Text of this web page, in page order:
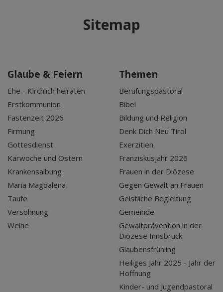
Sitemap
Glaube & Feiern
Ehe - Kirchlich heiraten
Erstkommunion
Fastenzeit 2026
Firmung
Gottesdienst
Karwoche und Ostern
Krankensalbung
Maria Magdalena
Taufe
Versöhnung
Weihe
Themen
Berufungspastoral
Bibel
Bildung und Religion
Denk Dich Neu Tirol
Exerzitien
Franziskusjahr 2026
Frauen in der Diözese
Gegen Gewalt an Frauen
Geistliche Begleitung
Gemeinde
Gewaltprävention in der
Diözese Innsbruck
Glaubensfrühling
Heiliges Jahr 2025 - Jahr der
Hoffnung
Kinder- und Jugendpastoral